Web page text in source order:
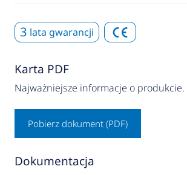
3 lata gwarancji
Karta PDF
Najważniejsze informacje o produkcie.
Pobierz dokument (PDF)
Dokumentacja